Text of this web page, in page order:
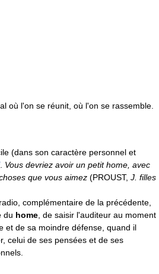
où l'on se réunit, où l'on se rassemble.
(dans son caractère personnel et
. Vous devriez avoir un petit home, avec
que vous aimez (PROUST, J. filles
complémentaire de la précédente,
du home , de saisir l'auditeur au moment
et de sa moindre défense, quand il
celui de ses pensées et de ses